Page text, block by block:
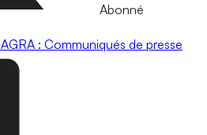
Abonné
AGRA : Communiqués de presse